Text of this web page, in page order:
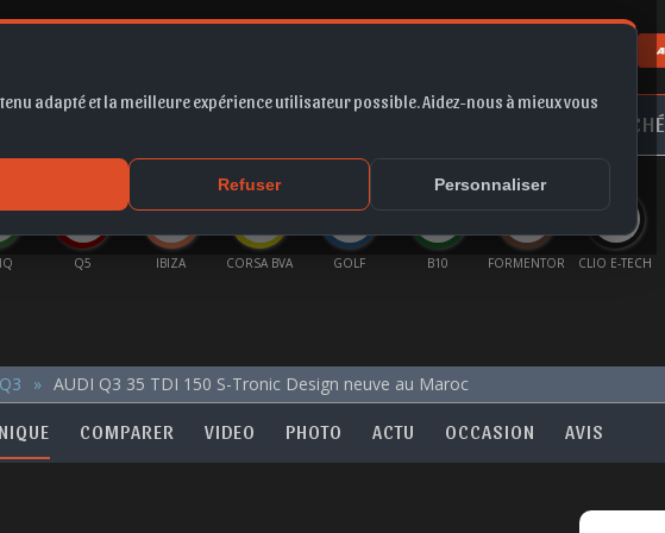
adapté et la meilleure expérience utilisateur possible. Aidez-nous à mieux vous
Refuser Personnaliser
MARCHÉ
Q5 IBIZA CORSA BVA GOLF B10 FORMENTOR CLIO E-TECH
Q3 AUDI Q3 35 TDI 150 S-Tronic Design neuve au Maroc
COMPARER VIDEO PHOTO ACTU OCCASION AVIS